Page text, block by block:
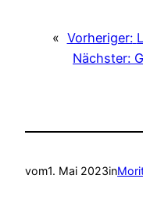
« Vorheriger:
Nächster:
vom1. Mai 2023in